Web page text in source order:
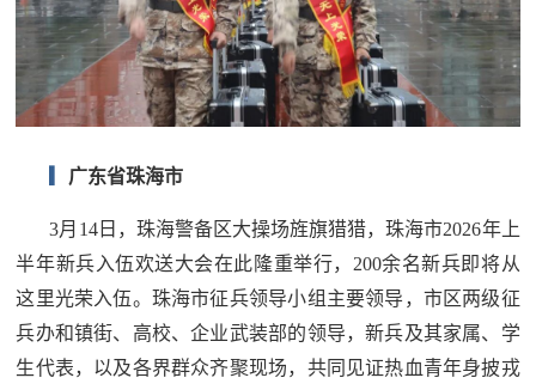
广东省珠海市
3月14日，珠海警备区大操场旌旗猎猎，珠海市2026年上
半年新兵入伍欢送大会在此隆重举行，200余名新兵即将从
这里光荣入伍。珠海市征兵领导小组主要领导，市区两级征
兵办和镇街、高校、企业武装部的领导，新兵及其家属、学
生代表，以及各界群众齐聚现场，共同见证热血青年身披戎